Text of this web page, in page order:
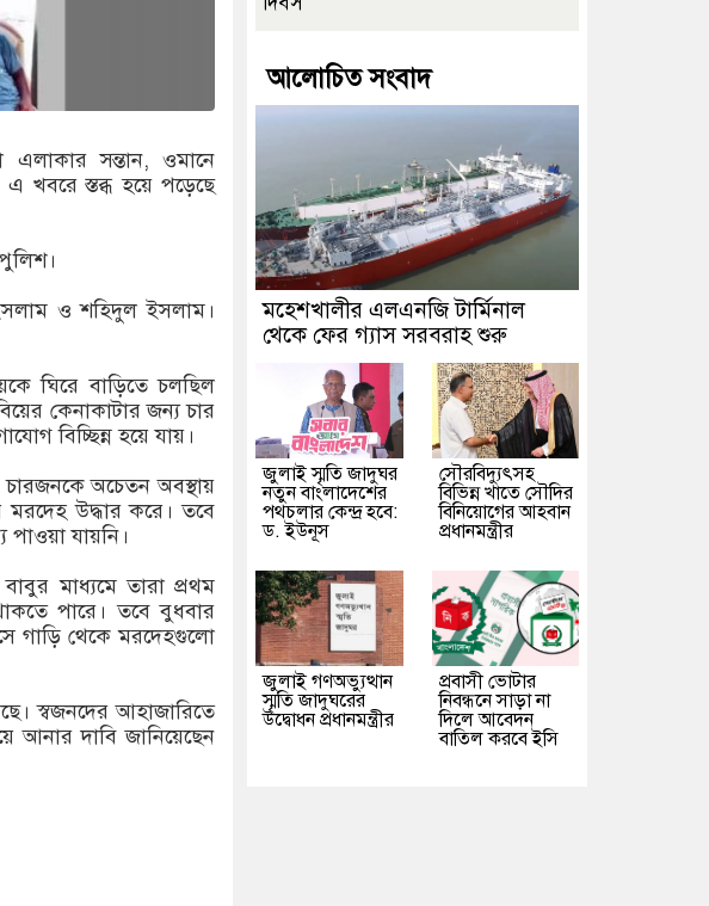
এলাকার সন্তান, ওমানে
খবরে স্তব্ধ হয়ে পড়েছে
ও শহিদুল ইসলাম।
ঘিরে বাড়িতে চলছিল
কেনাকাটার জন্য চার
বিচ্ছিন্ন হয়ে যায়।
চারজনকে অচেতন অবস্থায়
মরদেহ উদ্ধার করে। তবে
যায়নি।
মাধ্যমে তারা প্রথম
পারে। তবে বুধবার
গাড়ি থেকে মরদেহগুলো
স্বজনদের আহাজারিতে
আনার দাবি জানিয়েছেন
আলোচিত সংবাদ
মহেশখালীর এলএনজি টার্মিনাল
থেকে ফের গ্যাস সরবরাহ শুরু
জুলাই স্মৃতি জাদুঘর
নতুন বাংলাদেশের
পথচলার কেন্দ্র হবে:
ড. ইউনূস
সৌরবিদ্যুৎসহ
বিভিন্ন খাতে সৌদির
বিনিয়োগের আহবান
প্রধানমন্ত্রীর
জুলাই গণঅভ্যুত্থান
স্মৃতি জাদুঘরের
উদ্বোধন প্রধানমন্ত্রীর
প্রবাসী ভোটার
নিবন্ধনে সাড়া না
দিলে আবেদন
বাতিল করবে ইসি